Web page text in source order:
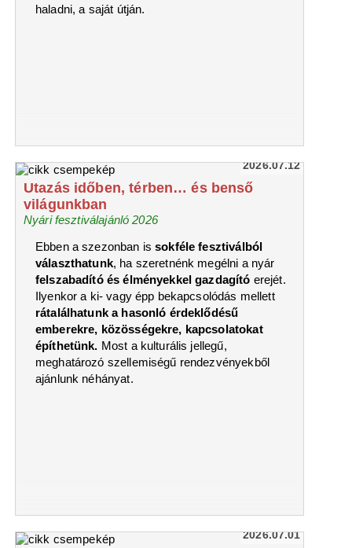
haladni, a saját útján.
2026.07.12
Utazás időben, térben… és benső
világunkban
Nyári fesztiválajánló 2026
Ebben a szezonban is sokféle fesztiválból
választhatunk, ha szeretnénk megélni a nyár
felszabadító és élményekkel gazdagító erejét.
Ilyenkor a ki- vagy épp bekapcsolódás mellett
rátalálhatunk a hasonló érdeklődésű
emberekre, közösségekre, kapcsolatokat
építhetünk. Most a kulturális jellegű,
meghatározó szellemiségű rendezvényekből
ajánlunk néhányat.
2026.07.01